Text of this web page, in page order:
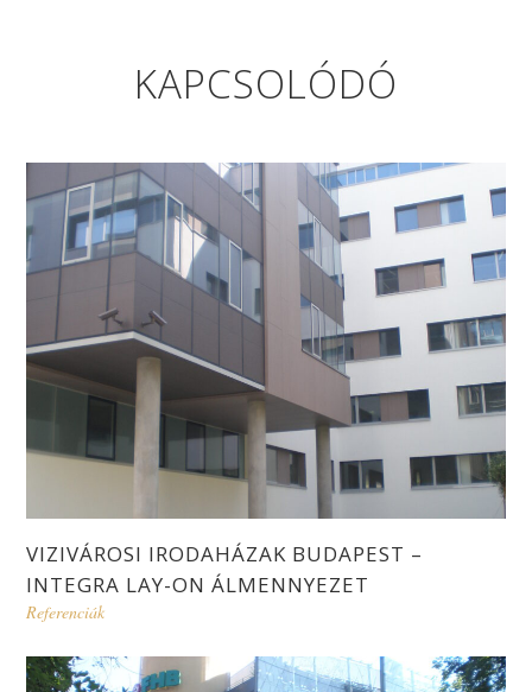
KAPCSOLÓDÓ
VIZIVÁROSI IRODAHÁZAK BUDAPEST –
INTEGRA LAY-ON ÁLMENNYEZET
Referenciák